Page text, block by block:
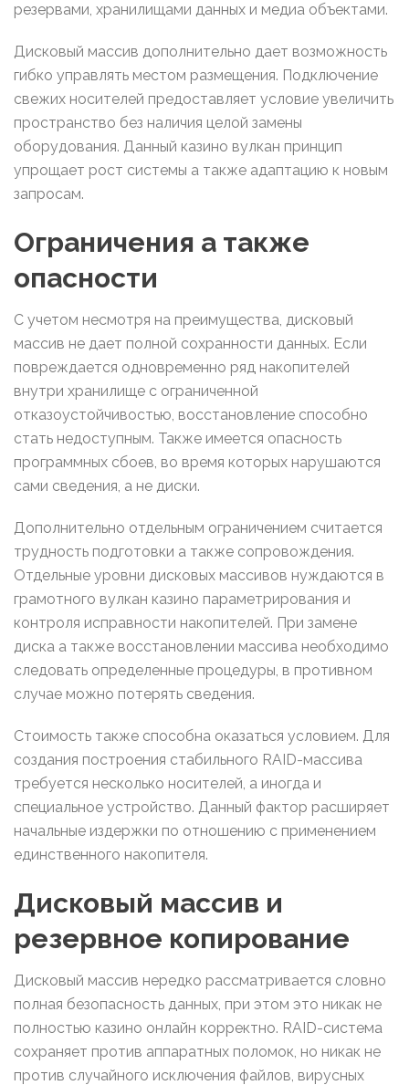
резервами, хранилищами данных и медиа объектами.
Дисковый массив дополнительно дает возможность
гибко управлять местом размещения. Подключение
свежих носителей предоставляет условие увеличить
пространство без наличия целой замены
оборудования. Данный казино вулкан принцип
упрощает рост системы а также адаптацию к новым
запросам.
Ограничения а также
опасности
С учетом несмотря на преимущества, дисковый
массив не дает полной сохранности данных. Если
повреждается одновременно ряд накопителей
внутри хранилище с ограниченной
отказоустойчивостью, восстановление способно
стать недоступным. Также имеется опасность
программных сбоев, во время которых нарушаются
сами сведения, а не диски.
Дополнительно отдельным ограничением считается
трудность подготовки а также сопровождения.
Отдельные уровни дисковых массивов нуждаются в
грамотного вулкан казино параметрирования и
контроля исправности накопителей. При замене
диска а также восстановлении массива необходимо
следовать определенные процедуры, в противном
случае можно потерять сведения.
Стоимость также способна оказаться условием. Для
создания построения стабильного RAID-массива
требуется несколько носителей, а иногда и
специальное устройство. Данный фактор расширяет
начальные издержки по отношению с применением
единственного накопителя.
Дисковый массив и
резервное копирование
Дисковый массив нередко рассматривается словно
полная безопасность данных, при этом это никак не
полностью казино онлайн корректно. RAID-система
сохраняет против аппаратных поломок, но никак не
против случайного исключения файлов, вирусных